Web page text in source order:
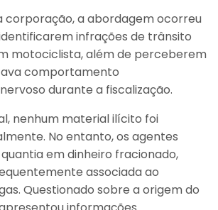
corporação, a abordagem ocorreu
infrações de trânsito
motociclista, além de perceberem
comportamento
durante a fiscalização.
nenhum material ilícito foi
No entanto, os agentes
em dinheiro fracionado,
associada ao
Questionado sobre a origem do